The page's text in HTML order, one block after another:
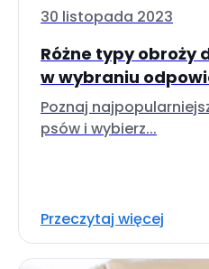
30 listopada 2023
Różne typy obroży
w wybraniu
Poznaj
psów i wybierz...
Przeczytaj więcej